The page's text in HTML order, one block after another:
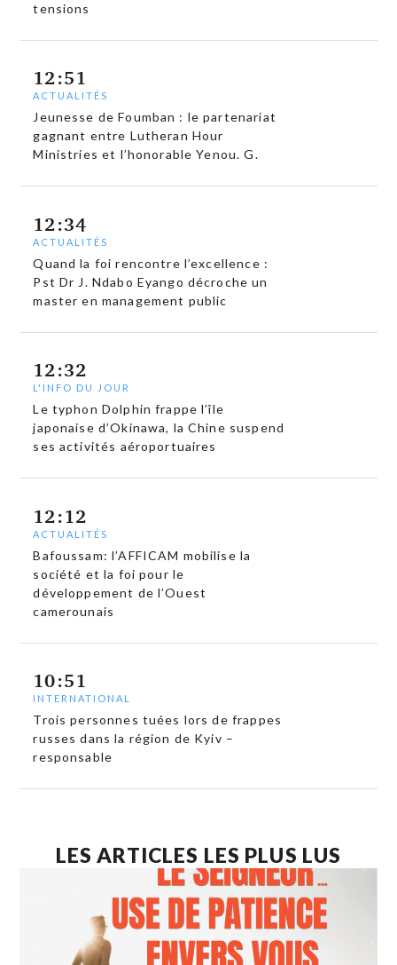
tensions
12:51
ACTUALITÉS
Jeunesse de Foumban : le partenariat
gagnant entre Lutheran Hour
Ministries et l’honorable Yenou. G.
12:34
ACTUALITÉS
Quand la foi rencontre l’excellence :
Pst Dr J. Ndabo Eyango décroche un
master en management public
12:32
L'INFO DU JOUR
Le typhon Dolphin frappe l’île
japonaise d’Okinawa, la Chine suspend
ses activités aéroportuaires
12:12
ACTUALITÉS
Bafoussam: l’AFFICAM mobilise la
société et la foi pour le
développement de l’Ouest
camerounais
10:51
INTERNATIONAL
Trois personnes tuées lors de frappes
russes dans la région de Kyiv –
responsable
LES ARTICLES LES PLUS LUS